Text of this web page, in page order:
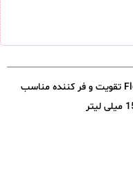
موس مو نیوآ مدل Flexible Curls & Care تقویت و فر کننده مناسب